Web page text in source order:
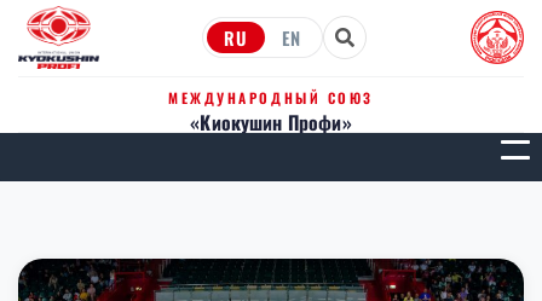
RU EN
МЕЖДУНАРОДНЫЙ СОЮЗ
«Киокушин Профи»